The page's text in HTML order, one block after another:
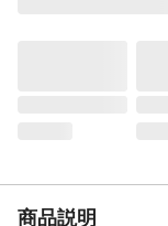
商品説明